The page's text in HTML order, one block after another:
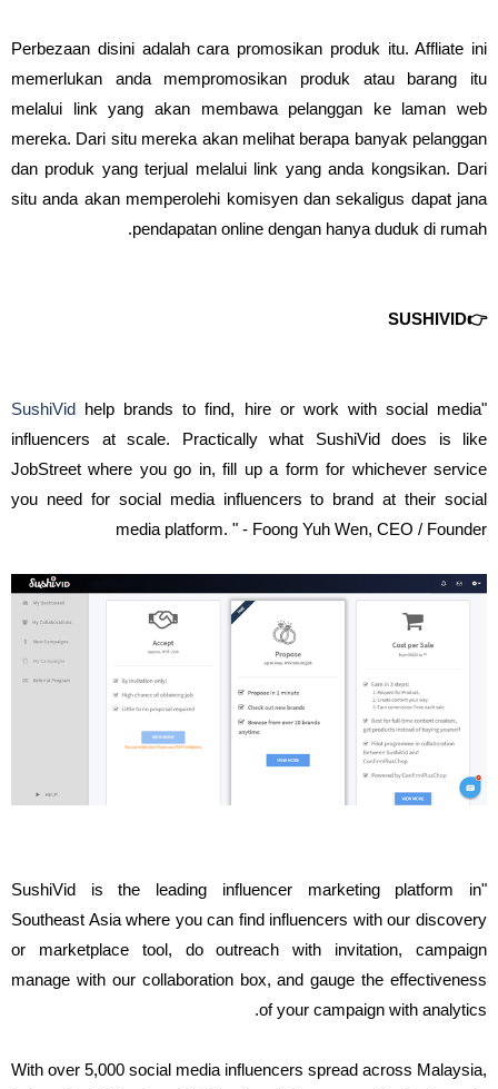
Perbezaan disini adalah cara promosikan produk itu. Affliate ini
memerlukan anda mempromosikan produk atau barang itu
melalui link yang akan membawa pelanggan ke laman web
mereka. Dari situ mereka akan melihat berapa banyak pelanggan
dan produk yang terjual melalui link yang anda kongsikan. Dari
situ anda akan memperolehi komisyen dan sekaligus dapat jana
pendapatan online dengan hanya duduk di rumah.
👉SUSHIVID
"
SushiVid help brands to find, hire or work with social media
influencers at scale. Practically what SushiVid does is like
JobStreet where you go in, fill up a form for whichever service
you need for social media influencers to brand at their social
media platform. " - Foong Yuh Wen, CEO / Founder
"SushiVid is the leading influencer marketing platform in
Southeast Asia where you can find influencers with our discovery
or marketplace tool, do outreach with invitation, campaign
manage with our collaboration box, and gauge the effectiveness
of your campaign with analytics.
With over 5,000 social media influencers spread across Malaysia,